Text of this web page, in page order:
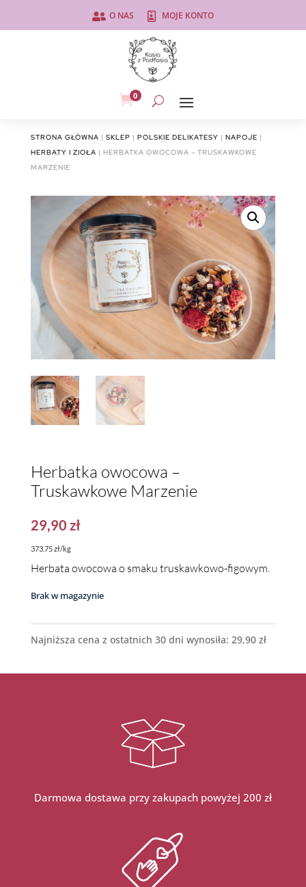
 O NAS  MOJE KONTO
0
STRONA GŁÓWNA | SKLEP | POLSKIE DELIKATESY | NAPOJE |
HERBATY I ZIOŁA | HERBATKA OWOCOWA – TRUSKAWKOWE
MARZENIE
Herbatka owocowa –
Truskawkowe Marzenie
29,90 zł
373.75 zł/kg
Herbata owocowa o smaku truskawkowo-figowym.
Brak w magazynie
Najniższa cena z ostatnich 30 dni wynosiła: 29,90 zł
Darmowa dostawa przy zakupach powyżej 200 zł